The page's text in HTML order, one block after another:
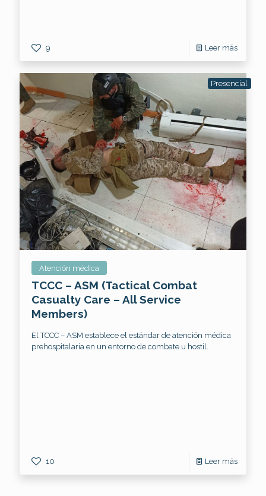
9 Leer más
Presencial
Atención médica
TCCC – ASM (Tactical Combat
Casualty Care – All Service
Members)
El TCCC – ASM establece el estándar de atención médica
prehospitalaria en un entorno de combate u hostil.
10 Leer más